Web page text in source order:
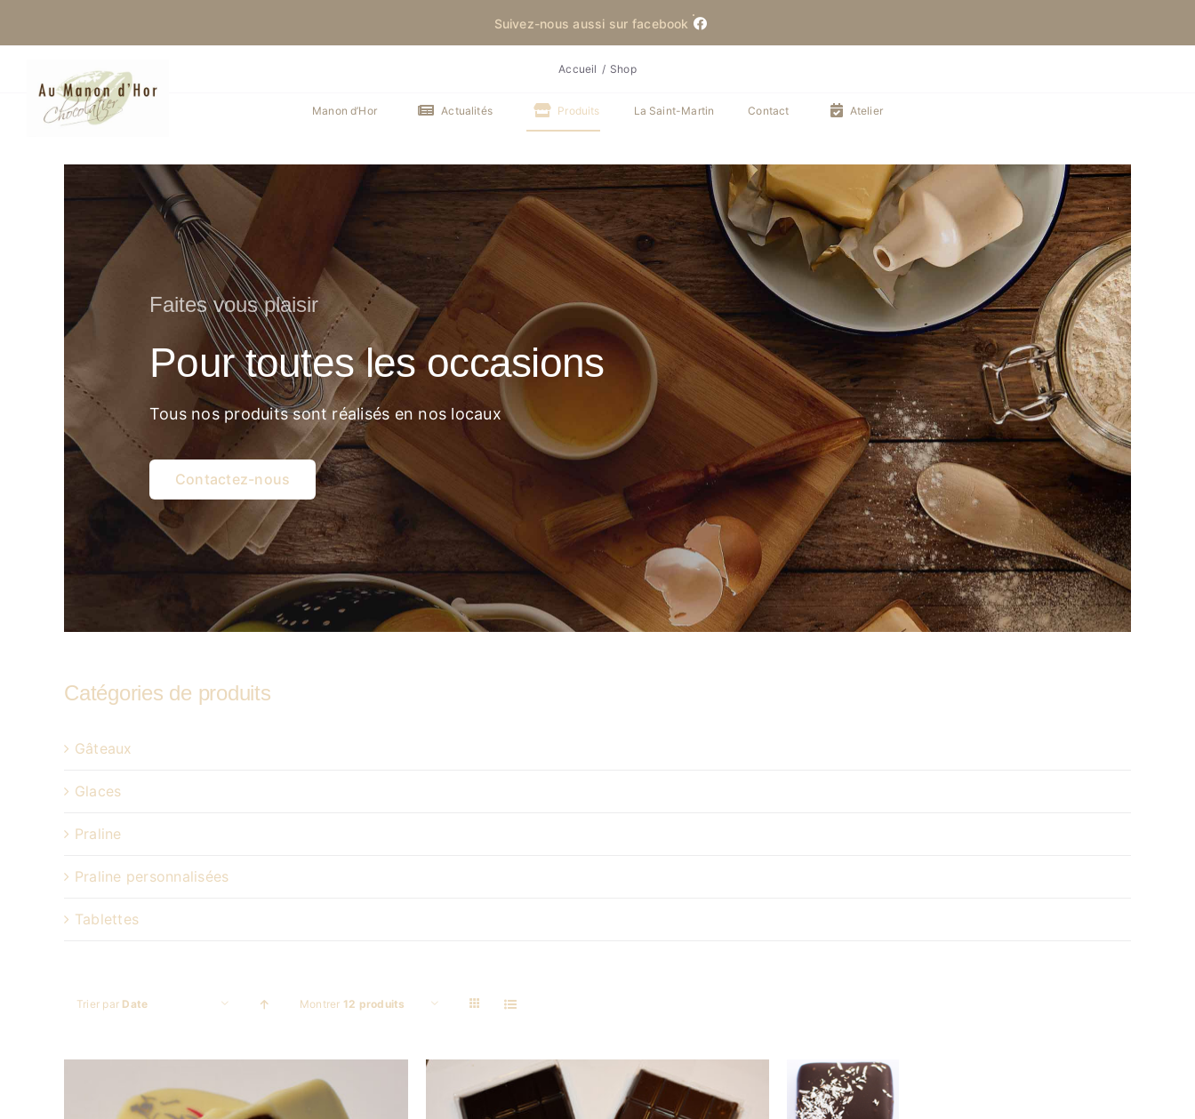
Suivez-nous aussi sur facebook
Manon d’Hor Actualités Produits La Saint-Martin Contact Atelier
Accueil Shop
Faites vous plaisir
Pour toutes les occasions
Tous nos produits sont réalisés en nos locaux
Contactez-nous
Catégories de produits
Gâteaux
Glaces
Praline
Praline personnalisées
Tablettes
Trier par Date Montrer 12 produits
DÉTAILS